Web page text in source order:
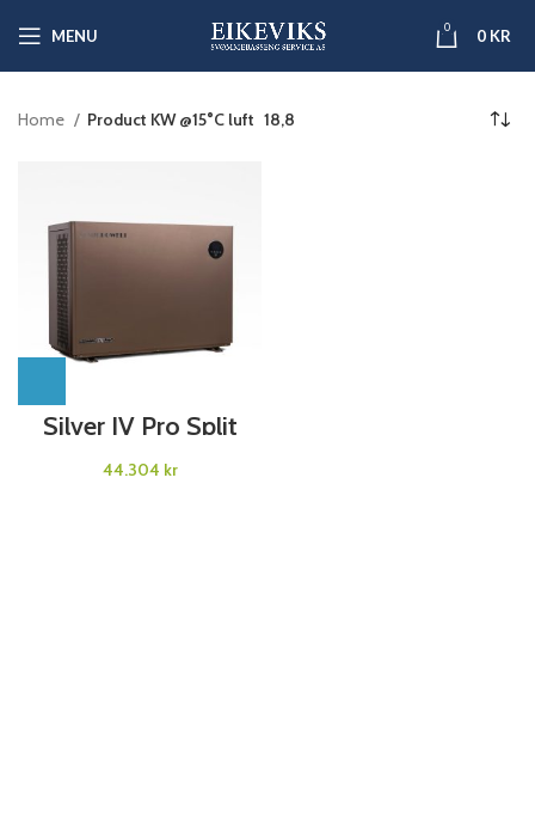
MENU 0 0 KR
Home Product KW @15°C luft 18,8
Silver IV Pro Split
Varmepumpe
kr